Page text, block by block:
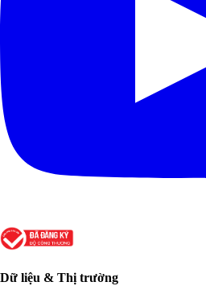
Dữ liệu & Thị trường